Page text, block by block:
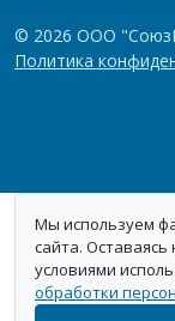
© 2026 ООО
Политика
Мы используем
сайта. Оставаясь
условиями
обработки